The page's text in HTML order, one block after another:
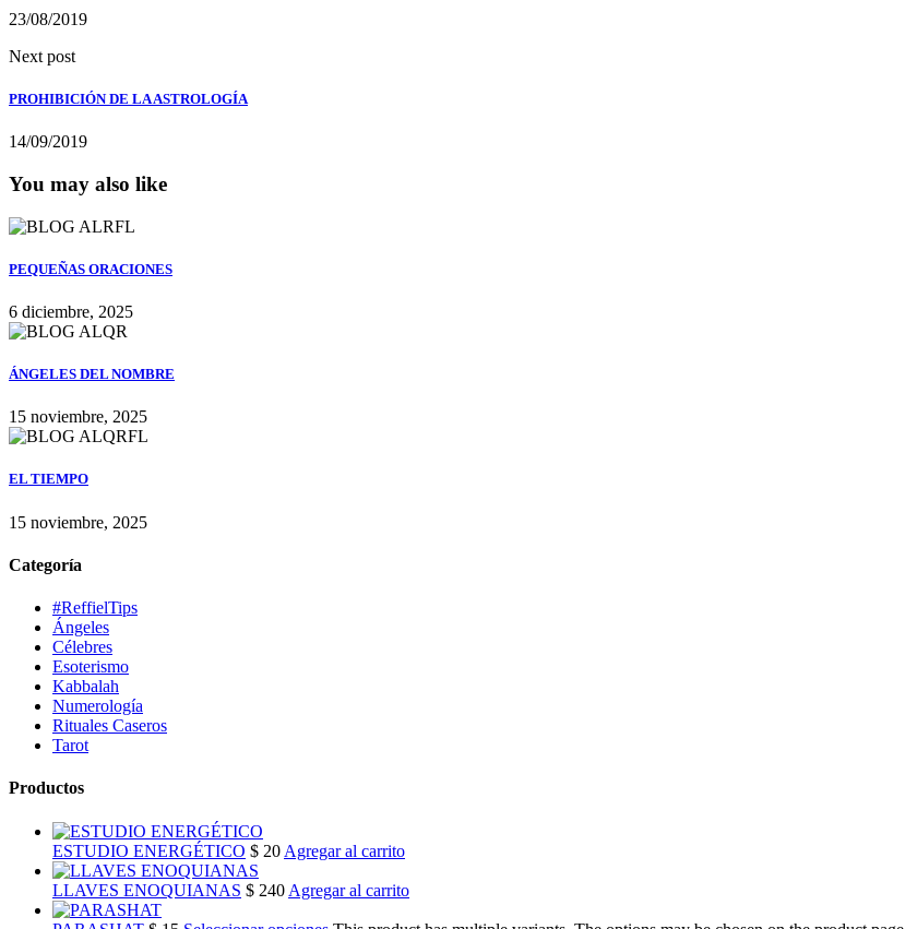
23/08/2019
Next post
PROHIBICIÓN DE LA ASTROLOGÍA
14/09/2019
You may also like
PEQUEÑAS ORACIONES
6 diciembre, 2025
ÁNGELES DEL NOMBRE
15 noviembre, 2025
EL TIEMPO
15 noviembre, 2025
Categoría
#ReffielTips
Ángeles
Célebres
Esoterismo
Kabbalah
Numerología
Rituales Caseros
Tarot
Productos
ESTUDIO ENERGÉTICO $ 20 Agregar al carrito
LLAVES ENOQUIANAS $ 240 Agregar al carrito